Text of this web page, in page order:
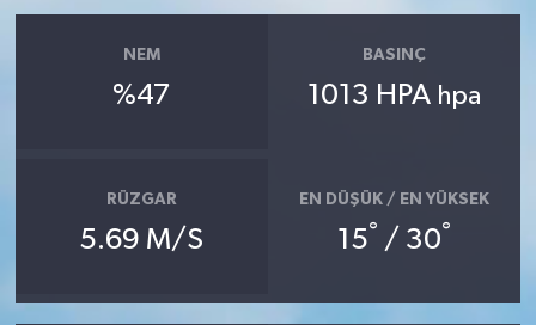
NEM
%47
BASINÇ
1013 HPA hpa
RÜZGAR
5.69 M/S
EN DÜŞÜK / EN YÜKSEK
15° / 30°